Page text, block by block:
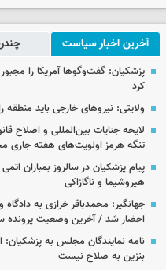
آخرین اخبار سیاست
پزشکیان: گفت‌وگوها آمریکا را
کرد
ولایتی: نیروهای خارجی باید منطقه
لایحه جنایات بین‌المللی و اصلاح
تنگه هرمز اولویت‌های هفته جاری
پیام پزشکیان در سالروز بمباران
هیروشیما و ناگازاکی
جهانگیر: محمدباقر خرازی به دادگاه
احضار شد / آخرین وضعیت پرونده
نامه نمایندگان مجلس به
بنزین به صلاح نیست